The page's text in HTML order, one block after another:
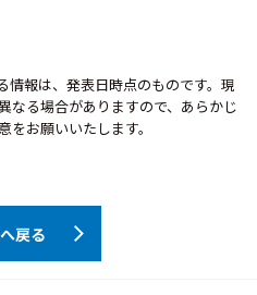
報は、発表日時点のものです。現
なる場合がありますので、あらかじ
お願いいたします。
戻る